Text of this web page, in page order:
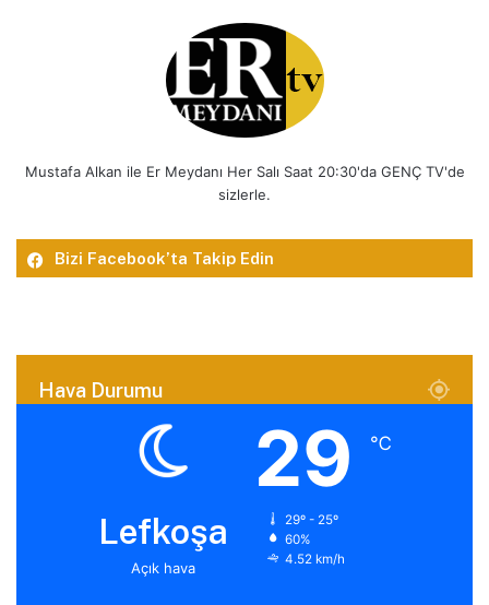
Mustafa Alkan ile Er Meydanı Her Salı Saat 20:30'da GENÇ TV'de
sizlerle.
Bizi Facebook’ta Takip Edin
Hava Durumu
Lefkoşa
Açık hava
29 ℃
29º - 25º
60%
4.52 km/h